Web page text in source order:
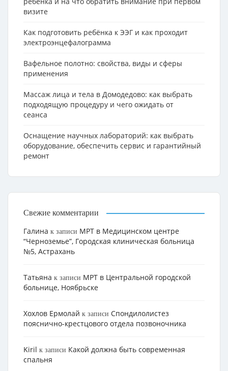
визите
Как подготовить ребёнка к ЭЭГ и как проходит
электроэнцефалограмма
Вафельное полотно: свойства, виды и сферы
применения
Массаж лица и тела в Домодедово: как выбрать
подходящую процедуру и чего ожидать от
сеанса
Оснащение научных лабораторий: как выбрать
оборудование, обеспечить сервис и гарантийный
ремонт
Свежие комментарии
Галина к записи МРТ в Медицинском центре
“Черноземье”, Городская клиническая больница
№5, Астрахань
Татьяна к записи МРТ в Центральной городской
больнице, Ноябрьске
Хохлов Ермолай к записи Cпондилолистез
пояснично-крестцового отдела позвоночника
Kiril к записи Какой должна быть современная
спальня